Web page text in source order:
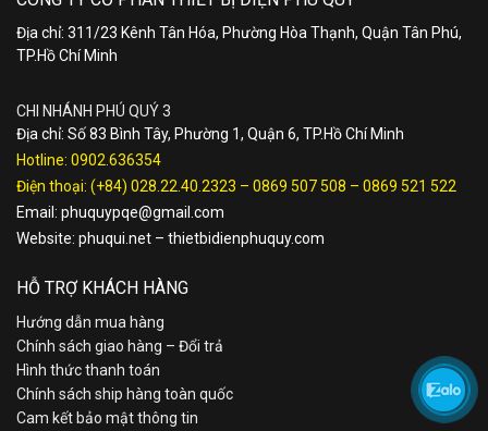
Địa chỉ: 311/23 Kênh Tân Hóa, Phường Hòa Thạnh, Quận Tân Phú,
TP.Hồ Chí Minh
CHI NHÁNH PHÚ QUÝ 3
Địa chỉ: Số 83 Bình Tây, Phường 1, Quận 6, TP.Hồ Chí Minh
Hotline: 0902.636354
Điện thoại: (+84) 028.22.40.2323 – 0869 507 508 – 0869 521 522
Email: phuquypqe@gmail.com
Website: phuqui.net – thietbidienphuquy.com
HỖ TRỢ KHÁCH HÀNG
Hướng dẫn mua hàng
Chính sách giao hàng – Đổi trả
Hình thức thanh toán
Chính sách ship hàng toàn quốc
Cam kết bảo mật thông tin